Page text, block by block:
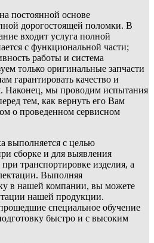
постоянной основе
дорогостоящей поломки. В
входит услуга полной
с функциональной части;
работы и система
только оригинальные запчасти
гарантировать качество и
Наконец, мы проводим испытания
тем, как вернуть его Вам
о проведенном сервисном
выполняется с целью
сборке и для выявления
транспортировке изделия, а
Выполняя
в нашей компании, вы можете
нашей продукции.
специальное обучение
быстро и с высоким